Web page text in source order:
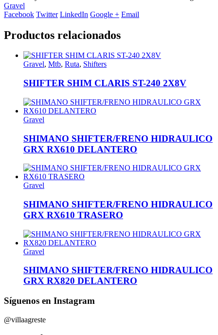
Gravel
Facebook Twitter LinkedIn Google + Email
Productos relacionados
Gravel, Mtb, Ruta, Shifters
SHIFTER SHIM CLARIS ST-240 2X8V
Gravel
SHIMANO SHIFTER/FRENO HIDRAULICO
GRX RX610 DELANTERO
Gravel
SHIMANO SHIFTER/FRENO HIDRAULICO
GRX RX610 TRASERO
Gravel
SHIMANO SHIFTER/FRENO HIDRAULICO
GRX RX820 DELANTERO
Síguenos en Instagram
@villaagreste